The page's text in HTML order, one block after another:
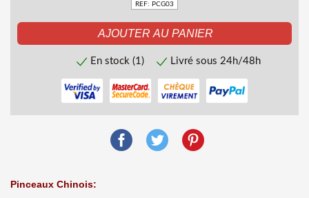
REF: PCG03
En stock (1) Livré sous 24h/48h
Pinceaux Chinois: